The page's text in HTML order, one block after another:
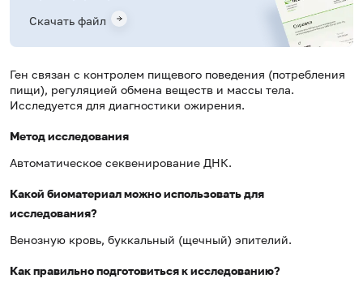
Ген связан с контролем пищевого поведения (потребления
пищи), регуляцией обмена веществ и массы тела.
Исследуется для диагностики ожирения.
Метод исследования
Автоматическое секвенирование ДНК.
Какой биоматериал можно использовать для
исследования?
Венозную кровь, буккальный (щечный) эпителий.
Как правильно подготовиться к исследованию?
Скачать файл